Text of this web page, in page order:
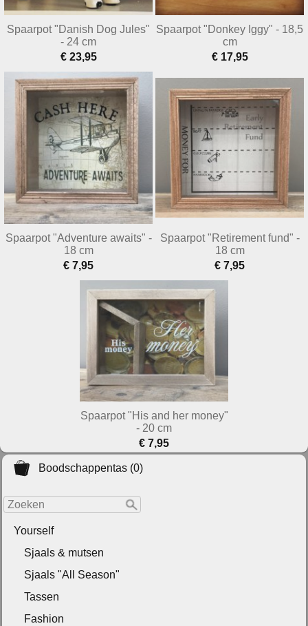
Boodschappentas (0)
Yourself
Sjaals & mutsen
Sjaals "All Season"
Tassen
Fashion
Spaarpot "Danish Dog Jules"
- 24 cm
€ 23,95
Spaarpot "Donkey Iggy" - 18,5
cm
€ 17,95
Spaarpot "Adventure awaits" -
18 cm
€ 7,95
Spaarpot "Retirement fund" -
18 cm
€ 7,95
Spaarpot "His and her money"
- 20 cm
€ 7,95